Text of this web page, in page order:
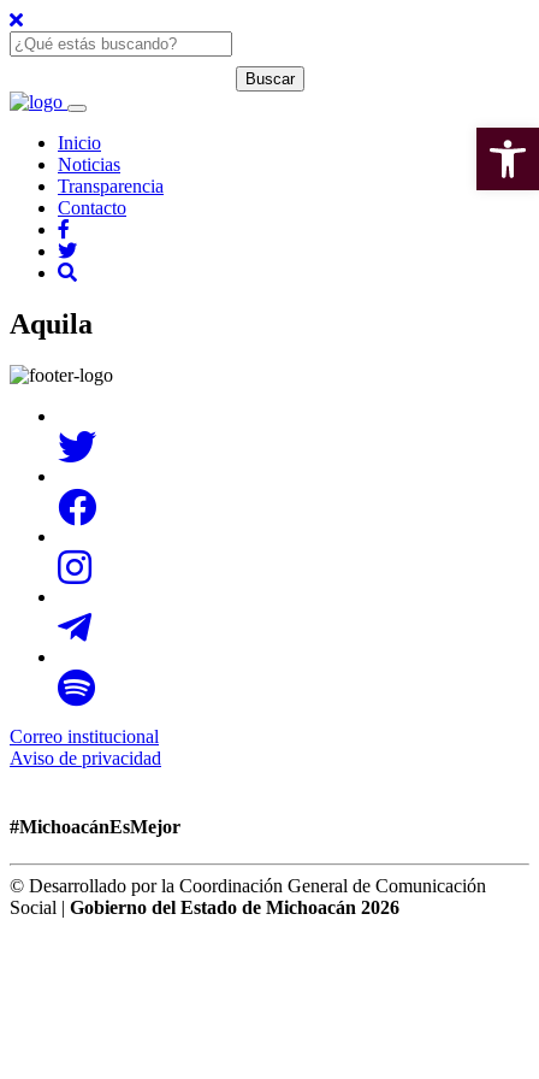
Inicio
Noticias
Transparencia
Contacto
Aquila
Correo institucional
Aviso de privacidad
#MichoacánEsMejor
© Desarrollado por la Coordinación General de Comunicación
Social | Gobierno del Estado de Michoacán 2026